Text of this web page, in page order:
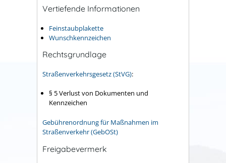
Vertiefende Informationen
Feinstaubplakette
Wunschkennzeichen
Rechtsgrundlage
Straßenverkehrsgesetz (StVG):
§ 5 Verlust von Dokumenten und
Kennzeichen
Gebührenordnung für Maßnahmen im
Straßenverkehr (GebOSt)
Freigabevermerk